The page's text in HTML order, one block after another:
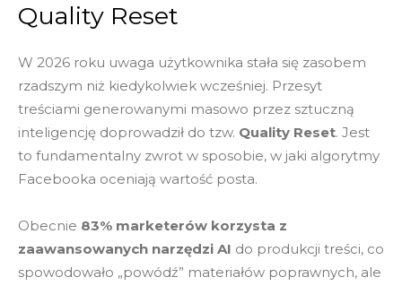
Quality Reset
W 2026 roku uwaga użytkownika stała się zasobem
rzadszym niż kiedykolwiek wcześniej. Przesyt
treściami generowanymi masowo przez sztuczną
inteligencję doprowadził do tzw. Quality Reset. Jest
to fundamentalny zwrot w sposobie, w jaki algorytmy
Facebooka oceniają wartość posta.
Obecnie 83% marketerów korzysta z
zaawansowanych narzędzi AI do produkcji treści, co
spowodowało „powódź” materiałów poprawnych, ale